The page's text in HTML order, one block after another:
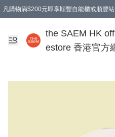
凡購物滿$200元即享順豐自能櫃或順豐
the SAEM HK
estore 香港官方